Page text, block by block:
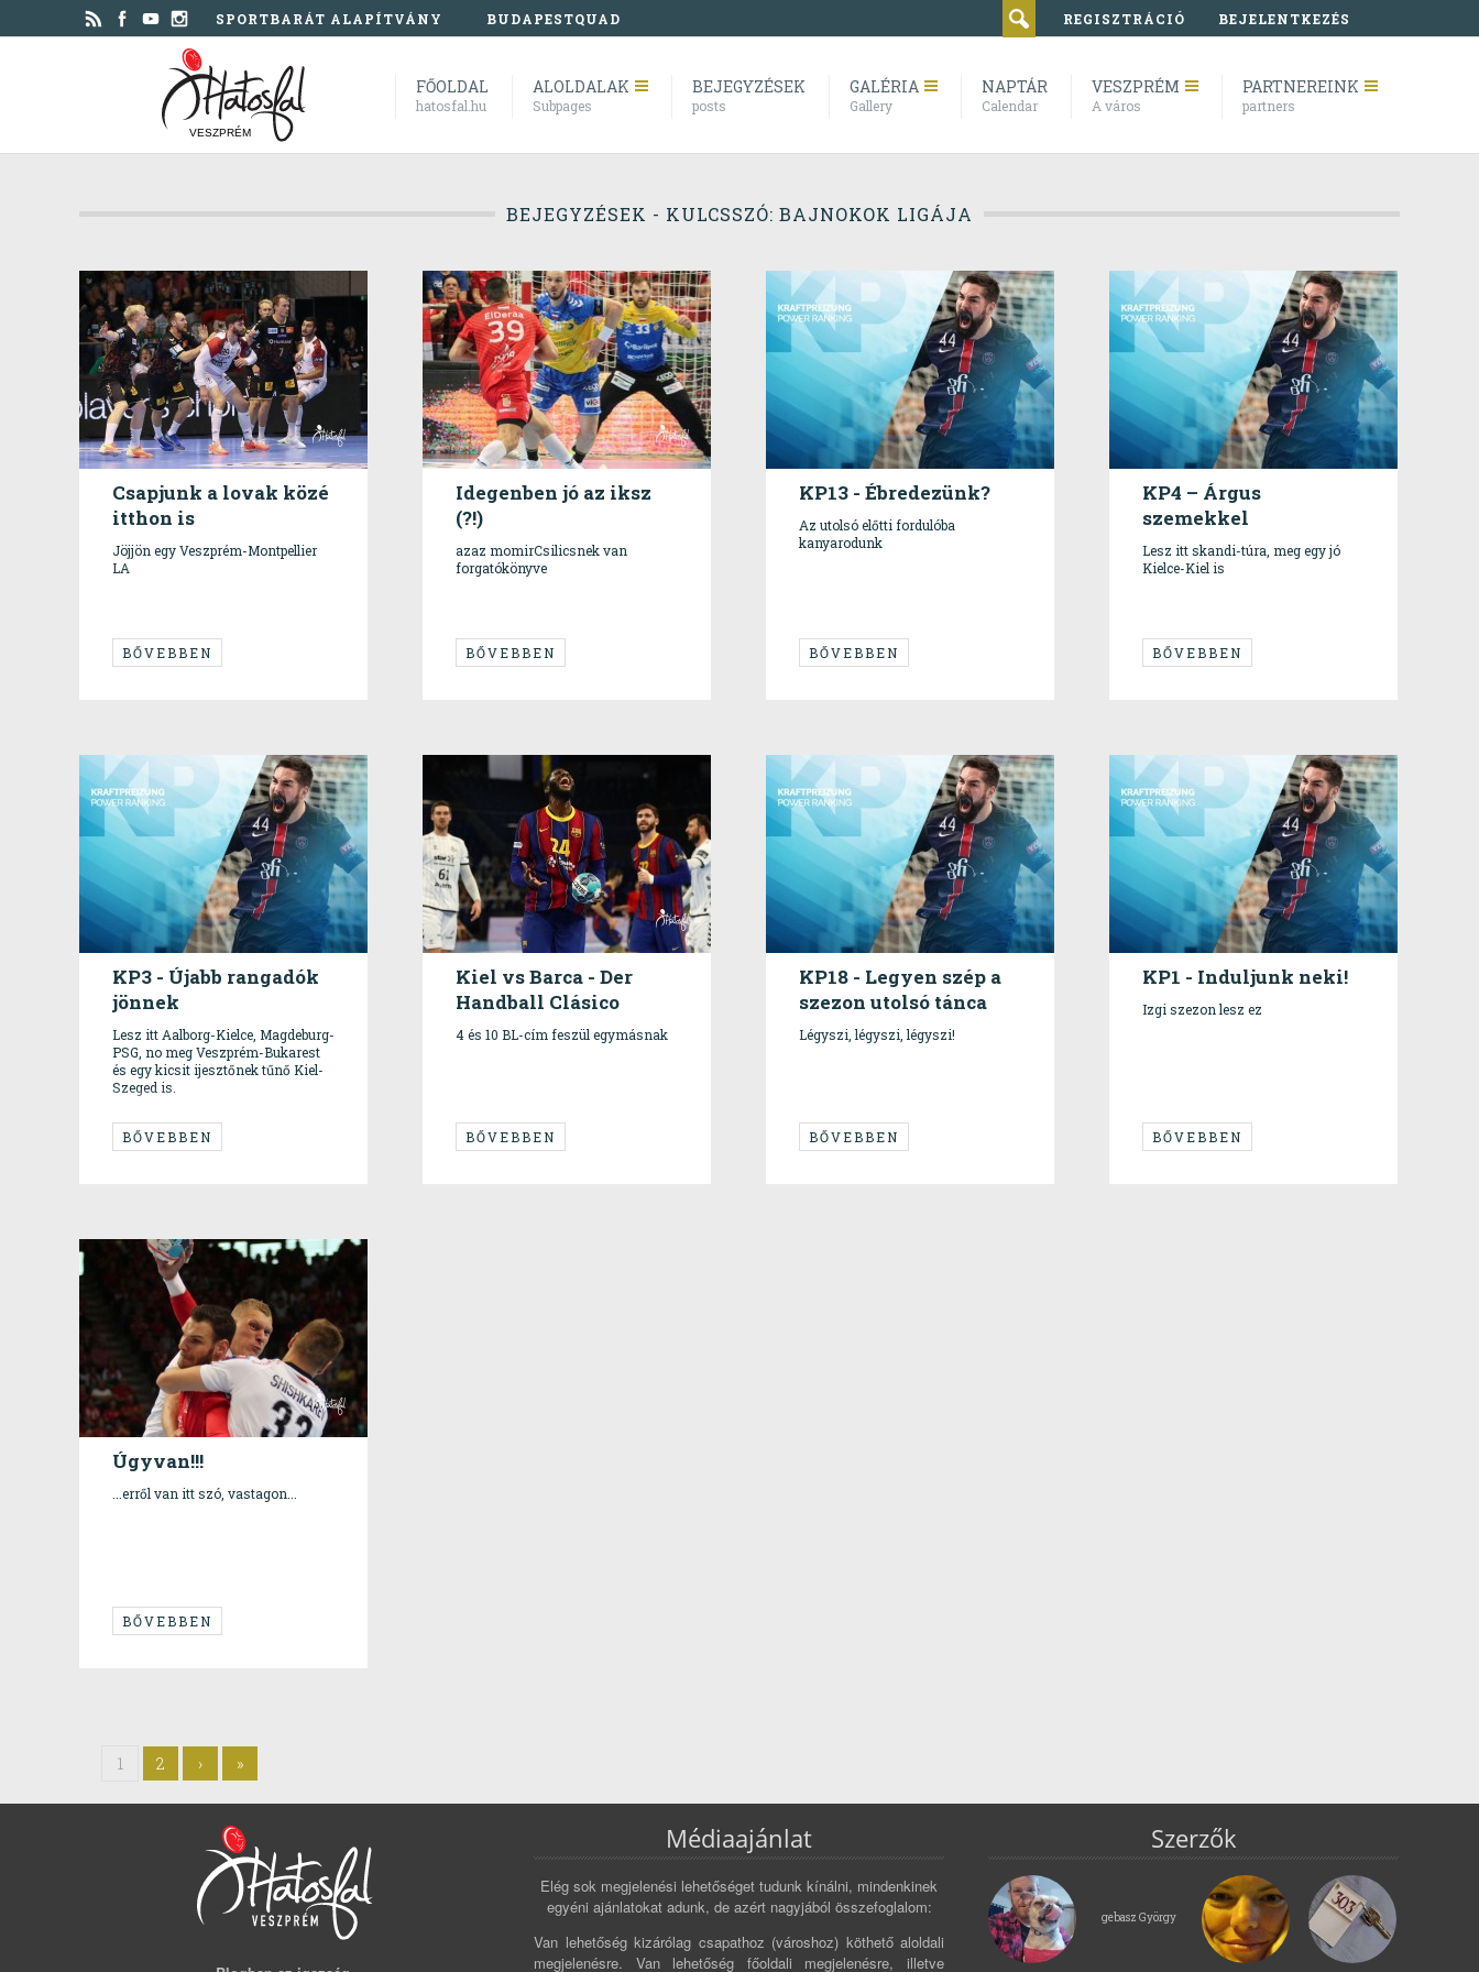
SPORTBARÁT ALAPÍTVÁNY BUDAPESTQUAD REGISZTRÁCIÓ BEJELENTKEZÉS
VESZPRÉM
FŐOLDAL
hatosfal.hu
ALOLDALAK
Subpages
BEJEGYZÉSEK
posts
GALÉRIA
Gallery
NAPTÁR
Calendar
VESZPRÉM
A város
PARTNEREINK
partners
BEJEGYZÉSEK - KULCSSZÓ: BAJNOKOK LIGÁJA
Csapjunk a lovak közé
itthon is
Jöjjön egy Veszprém-Montpellier
LA
BŐVEBBEN
Idegenben jó az iksz
(?!)
azaz momirCsilicsnek van
forgatókönyve
BŐVEBBEN
KP13 - Ébredezünk?
Az utolsó előtti fordulóba
kanyarodunk
BŐVEBBEN
KP4 – Árgus
szemekkel
Lesz itt skandi-túra, meg egy jó
Kielce-Kiel is
BŐVEBBEN
KP3 - Újabb rangadók
jönnek
Lesz itt Aalborg-Kielce, Magdeburg-
PSG, no meg Veszprém-Bukarest
és egy kicsit ijesztőnek tűnő Kiel-
Szeged is.
BŐVEBBEN
Kiel vs Barca - Der
Handball Clásico
4 és 10 BL-cím feszül egymásnak
BŐVEBBEN
KP18 - Legyen szép a
szezon utolsó tánca
Légyszi, légyszi, légyszi!
BŐVEBBEN
KP1 - Induljunk neki!
Izgi szezon lesz ez
BŐVEBBEN
Úgyvan!!!
...erről van itt szó, vastagon...
BŐVEBBEN
1 2 › »
Médiaajánlat
Elég sok megjelenési lehetőséget tudunk kínálni, mindenkinek
egyéni ajánlatokat adunk, de azért nagyjából összefoglalom:
Van lehetőség kizárólag csapathoz (városhoz) köthető aloldali
megjelenésre. Van lehetőség főoldali megjelenésre, illetve
Szerzők
gebasz György